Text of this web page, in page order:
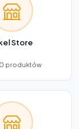
Store
produktów